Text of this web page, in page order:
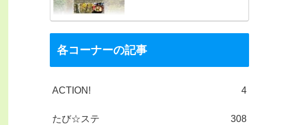
各コーナーの記事
ACTION! 4
たび☆ステ 308